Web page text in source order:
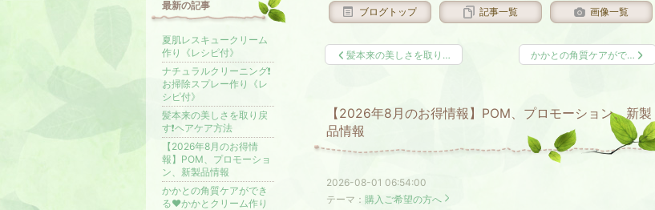
ブログトップ 記事一覧 画像一覧
髪本来の美しさを取り… かかとの角質ケアがで…
【2026年8月のお得情報】POM、プロモーション、新製
品情報
2026-08-01 06:54:00
テーマ： 購入ご希望の方へ
最新の記事
夏肌レスキュークリーム
作り《レシピ付》
ナチュラルクリーニング❗️
お掃除スプレー作り《レ
シピ付》
髪本来の美しさを取り戻
す❗️ヘアケア方法
【2026年8月のお得情
報】POM、プロモーショ
ン、新製品情報
かかとの角質ケアができ
る❤️かかとクリーム作り